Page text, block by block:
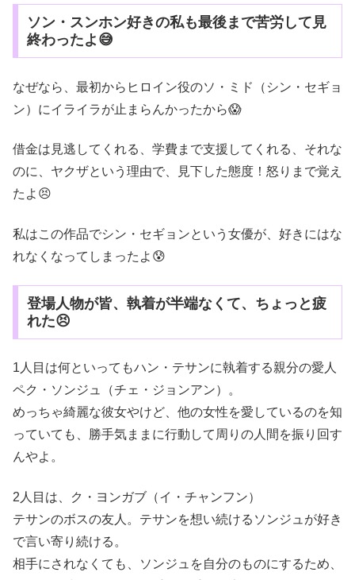
ソン・スンホン好きの私も最後まで苦労して見
終わったよ😅
なぜなら、最初からヒロイン役のソ・ミド（シン・セギョ
ン）にイライラが止まらんかったから😱
借金は見逃してくれる、学費まで支援してくれる、それな
のに、ヤクザという理由で、見下した態度！怒りまで覚え
たよ😣
私はこの作品でシン・セギョンという女優が、好きにはな
れなくなってしまったよ😰
登場人物が皆、執着が半端なくて、ちょっと疲
れた😣
1人目は何といってもハン・テサンに執着する親分の愛人
ペク・ソンジュ（チェ・ジョンアン）。
めっちゃ綺麗な彼女やけど、他の女性を愛しているのを知
っていても、勝手気ままに行動して周りの人間を振り回す
んやよ。
2人目は、ク・ヨンガブ（イ・チャンフン）
テサンのボスの友人。テサンを想い続けるソンジュが好き
で言い寄り続ける。
相手にされなくても、ソンジュを自分のものにするため、